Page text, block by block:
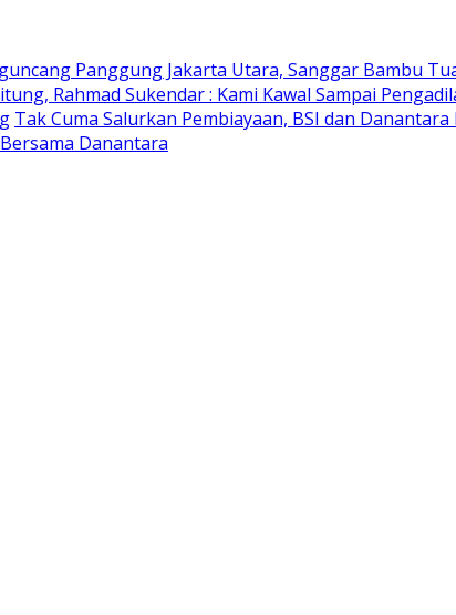
Panggung Jakarta Utara, Sanggar Bambu
Rahmad Sukendar : Kami Kawal Sampai
Tak Cuma Salurkan Pembiayaan, BSI dan
Danantara